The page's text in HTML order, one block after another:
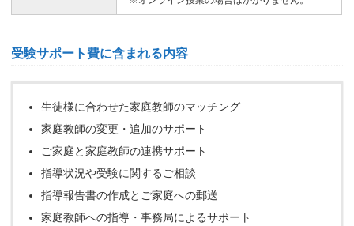
受験サポート費に含まれる内容
生徒様に合わせた家庭教師のマッチング
家庭教師の変更・追加のサポート
ご家庭と家庭教師の連携サポート
指導状況や受験に関するご相談
指導報告書の作成とご家庭への郵送
家庭教師への指導・事務局によるサポート